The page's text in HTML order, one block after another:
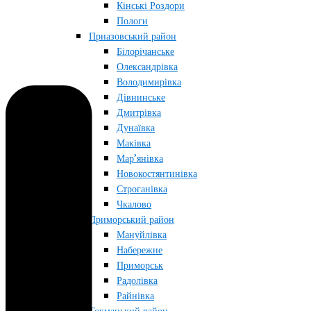
Кінські Роздори
Пологи
Приазовський район
Білорічанське
Олександрівка
Володимирівка
Дівнинське
Дмитрівка
Дунаївка
Маківка
Мар’янівка
Новокостянтинівка
Строганівка
Чкалово
Приморський район
Мануйлівка
Набережне
Приморськ
Радолівка
Райнівка